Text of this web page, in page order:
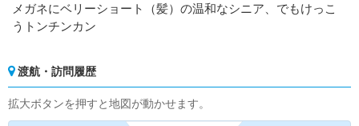
メガネにベリーショート（髪）の温和なシニア、でもけっこ
うトンチンカン
渡航・訪問履歴
拡大ボタンを押すと地図が動かせます。